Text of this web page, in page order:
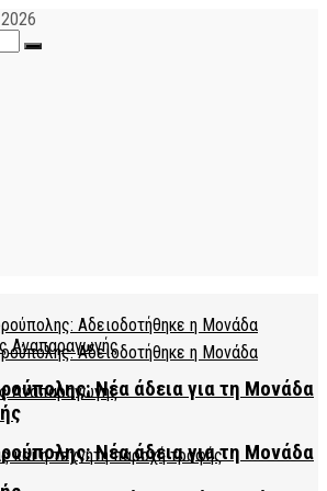
Νέα άδεια για τη Μονάδα
Νέα άδεια για τη Μονάδα